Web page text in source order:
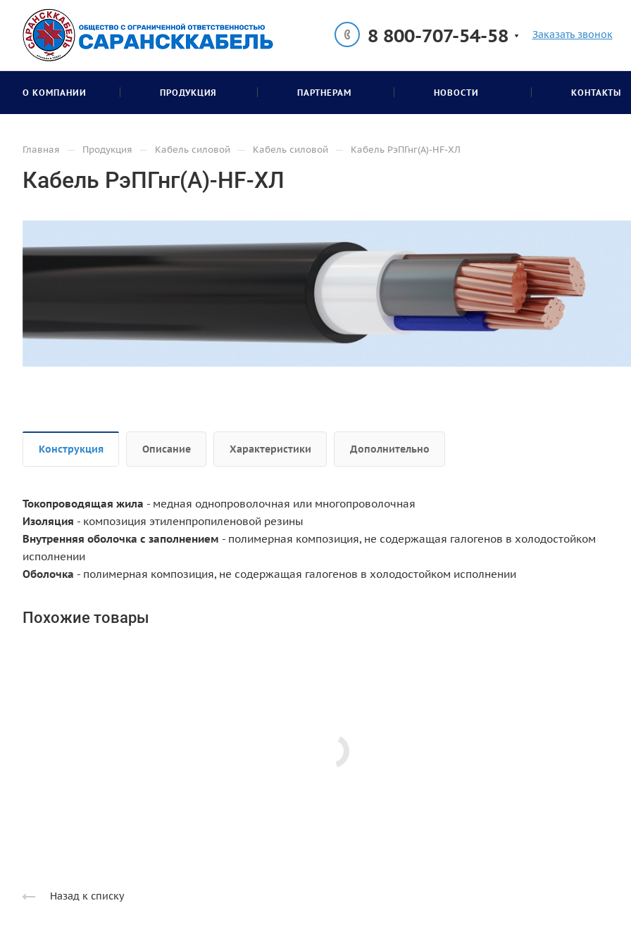
8 800-707-54-58 Заказать звонок
О КОМПАНИИ ПРОДУКЦИЯ ПАРТНЕРАМ НОВОСТИ КОНТАКТЫ
Главная — Продукция — Кабель силовой — Кабель силовой — Кабель РэПГнг(А)-HF-ХЛ
Кабель РэПГнг(А)-HF-ХЛ
Конструкция Описание Характеристики Дополнительно
Токопроводящая жила - медная однопроволочная или многопроволочная
Изоляция - композиция этиленпропиленовой резины
Внутренняя оболочка с заполнением - полимерная композиция, не содержащая галогенов в холодостойком
исполнении
Оболочка - полимерная композиция, не содержащая галогенов в холодостойком исполнении
Похожие товары
Назад к списку